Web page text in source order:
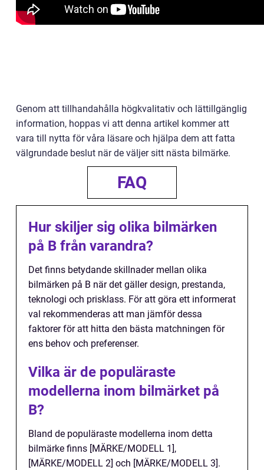
Genom att tillhandahålla högkvalitativ och lättillgänglig
information, hoppas vi att denna artikel kommer att
vara till nytta för våra läsare och hjälpa dem att fatta
välgrundade beslut när de väljer sitt nästa bilmärke.
FAQ
Hur skiljer sig olika bilmärken
på B från varandra?
Det finns betydande skillnader mellan olika
bilmärken på B när det gäller design, prestanda,
teknologi och prisklass. För att göra ett informerat
val rekommenderas att man jämför dessa
faktorer för att hitta den bästa matchningen för
ens behov och preferenser.
Vilka är de populäraste
modellerna inom bilmärket på
B?
Bland de populäraste modellerna inom detta
bilmärke finns [MÄRKE/MODELL 1],
[MÄRKE/MODELL 2] och [MÄRKE/MODELL 3].